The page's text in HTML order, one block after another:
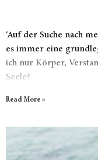
‘Auf der Suche nach
es immer eine
ich nur Körper,
Seele?
Read More »